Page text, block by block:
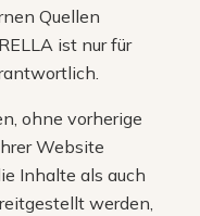
Quellen
ist nur für
ohne vorherige
Website
Inhalte als auch
werden,